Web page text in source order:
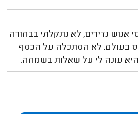
אנוש נדירים, לא נתקלתי בבחורה
נתנה לי את כל היחס בעולם. לא הסתכלה על הכסף
היא עונה לי על שאלות בשמחה.